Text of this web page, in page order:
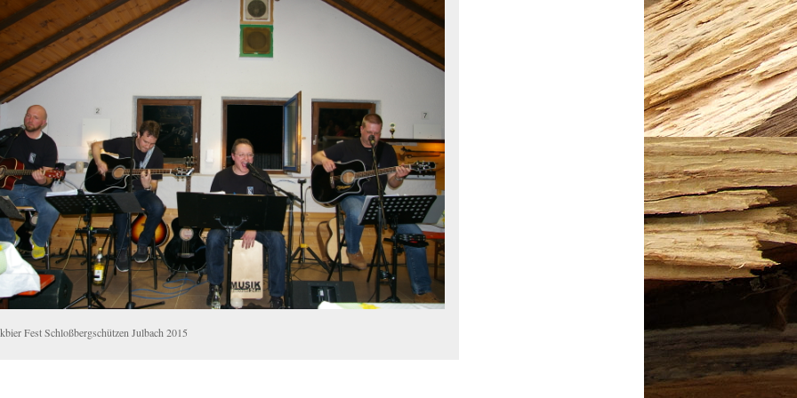
Fest Schloßbergschützen Julbach 2015